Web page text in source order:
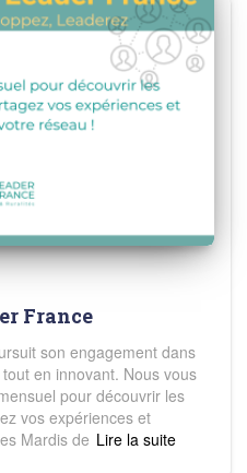
France
son engagement dans
en innovant. Nous vous
pour découvrir les
vos expériences et
Mardis de Read more